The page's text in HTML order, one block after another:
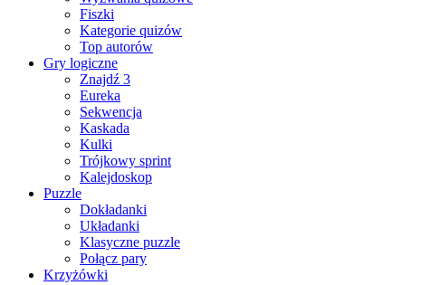
Fiszki
Kategorie quizów
Top autorów
Gry logiczne
Znajdź 3
Eureka
Sekwencja
Kaskada
Kulki
Trójkowy sprint
Kalejdoskop
Puzzle
Dokładanki
Układanki
Klasyczne puzzle
Połącz pary
Krzyżówki